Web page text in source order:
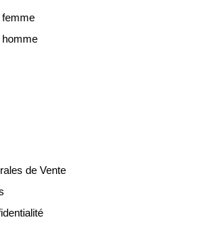
femme
homme
de Vente